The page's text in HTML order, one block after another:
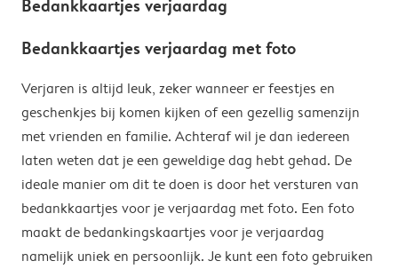
Bedankkaartjes verjaardag
Bedankkaartjes verjaardag met foto
Verjaren is altijd leuk, zeker wanneer er feestjes en
geschenkjes bij komen kijken of een gezellig samenzijn
met vrienden en familie. Achteraf wil je dan iedereen
laten weten dat je een geweldige dag hebt gehad. De
ideale manier om dit te doen is door het versturen van
bedankkaartjes voor je verjaardag met foto. Een foto
maakt de bedankingskaartjes voor je verjaardag
namelijk uniek en persoonlijk. Je kunt een foto gebruiken